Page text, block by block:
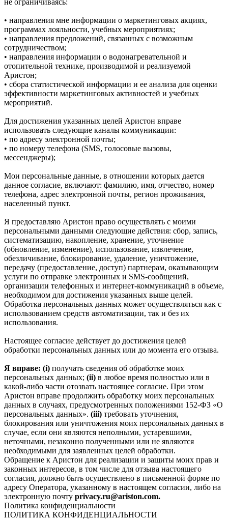
не ограничиваясь:
• направления мне информации о маркетинговых акциях,
программах лояльности, учебных мероприятиях;
• направления предложений, связанных с возможным
сотрудничеством;
• направления информации о водонагревательной и
отопительной технике, производимой и реализуемой
Аристон;
• сбора статистической информации и ее анализа для оценки
эффективности маркетинговых активностей и учебных
мероприятий.
Для достижения указанных целей Аристон вправе
использовать следующие каналы коммуникации:
• по адресу электронной почты;
• по номеру телефона (SMS, голосовые вызовы,
мессенджеры);
Мои персональные данные, в отношении которых дается
данное согласие, включают: фамилию, имя, отчество, номер
телефона, адрес электронной почты, регион проживания,
населенный пункт.
Я предоставляю Аристон право осуществлять с моими
персональными данными следующие действия: сбор, запись,
систематизацию, накопление, хранение, уточнение
(обновление, изменение), использование, извлечение,
обезличивание, блокирование, удаление, уничтожение,
передачу (предоставление, доступ) партнерам, оказывающим
услуги по отправке электронных и SMS‑сообщений,
организации телефонных и интернет‑коммуникаций в объеме,
необходимом для достижения указанных выше целей.
Обработка персональных данных может осуществляться как с
использованием средств автоматизации, так и без их
использования.
Настоящее согласие действует до достижения целей
обработки персональных данных или до момента его отзыва.
Я вправе: (i) получать сведения об обработке моих
персональных данных; (ii) в любое время полностью или в
какой-либо части отозвать настоящее согласие. При этом
Аристон вправе продолжить обработку моих персональных
данных в случаях, предусмотренных положениями 152-ФЗ «О
персональных данных». (iii) требовать уточнения,
блокирования или уничтожения моих персональных данных в
случае, если они являются неполными, устаревшими,
неточными, незаконно полученными или не являются
необходимыми для заявленных целей обработки.
Обращение к Аристон для реализации и защиты моих прав и
законных интересов, в том числе для отзыва настоящего
согласия, должно быть осуществлено в письменной форме по
адресу Оператора, указанному в настоящем согласии, либо на
электронную почту privacy.ru@ariston.com.
Политика конфиденциальности
ПОЛИТИКА КОНФИДЕНЦИАЛЬНОСТИ